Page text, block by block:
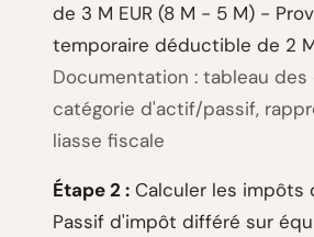
de 3 M EUR (8 M - 5 M) -
temporaire déductible de 2 M
Documentation : tableau
catégorie d'actif/passif,
liasse fiscale
Étape 2 : Calculer les impôts
Passif d'impôt différé sur